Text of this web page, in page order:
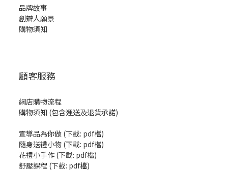
品牌故事
創辧人願景
購物須知
顧客服務
網店購物流程
購物須知 (包含運送及退貨承諾)
宣導品為你做 (下載: pdf檔)
隨身送禮小物 (下載: pdf檔)
花禮小手作 (下載: pdf檔)
舒壓課程 (下載: pdf檔)